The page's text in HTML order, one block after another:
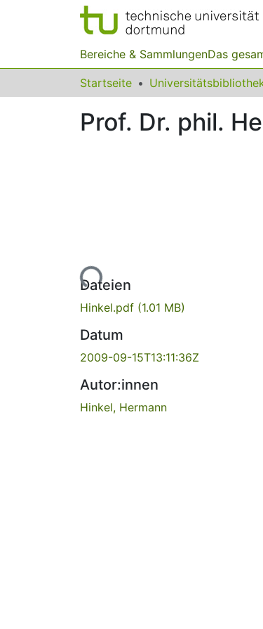
Bereiche & SammlungenDas
Startseite
Prof. Dr. phil.
Lade...
Dateien
Hinkel.pdf (1.01 MB)
Datum
2009-09-15T13:11:36Z
Autor:innen
Hinkel, Hermann